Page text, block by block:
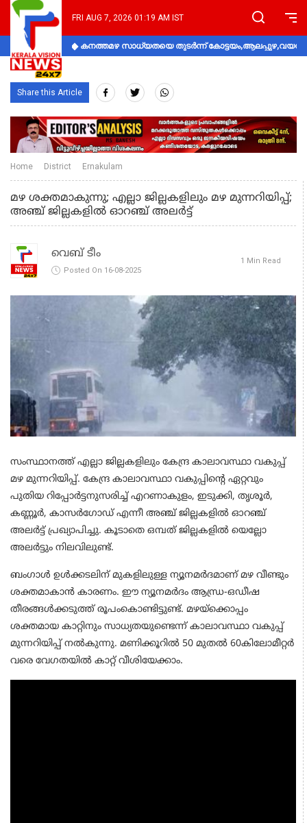
FRI AUG 7, 2026 01:19 AM IST
കനത്തമഴ സാധ്യതയെ തുടർന്ന്
Share this Article
Home District Ernakulam
മഴ ശക്തമാകുന്നു; എല്ലാ ജില്ലകളിലും മഴ മുന്നറിയിപ്പ്;
അഞ്ച് ജില്ലകളിൽ ഓറഞ്ച് അലർട്ട്
വെബ് ടീം
Posted On 16-08-2025
1 Min Read
സംസ്ഥാനത്ത് എല്ലാ ജില്ലകളിലും കേന്ദ്ര കാലാവസ്ഥാ വകുപ്പ്
മഴ മുന്നറിയിപ്പ്. കേന്ദ്ര കാലാവസ്ഥാ വകുപ്പിന്റെ ഏറ്റവും
പുതിയ റിപ്പോർട്ടനുസരിച്ച് എറണാകുളം, ഇടുക്കി, തൃശൂർ,
കണ്ണൂർ, കാസർഗോഡ് എന്നീ അഞ്ച് ജില്ലകളിൽ ഓറഞ്ച്
അലർട്ട് പ്രഖ്യാപിച്ചു. കൂടാതെ ഒമ്പത് ജില്ലകളിൽ യെല്ലോ
അലർട്ടും നിലവിലുണ്ട്.​
ബംഗാൾ ഉൾക്കടലിന് മുകളിലുള്ള ന്യൂനമർദമാണ് മഴ വീണ്ടും
ശക്തമാകാൻ കാരണം. ഈ ന്യൂനമർദം ആന്ധ്ര-ഒഡീഷ
തീരങ്ങൾക്കടുത്ത് രൂപംകൊണ്ടിട്ടുണ്ട്. മഴയ്ക്കൊപ്പം
ശക്തമായ കാറ്റിനും സാധ്യതയുണ്ടെന്ന് കാലാവസ്ഥാ വകുപ്പ്
മുന്നറിയിപ്പ് നൽകുന്നു. മണിക്കൂറിൽ 50 മുതൽ 60കിലോമീറ്റർ
വരെ വേഗതയിൽ കാറ്റ് വീശിയേക്കാം.